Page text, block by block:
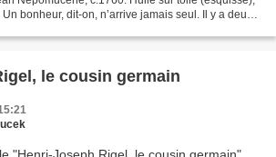
bonheur, dit-on, n’arrive jamais seul. Il y a deux
le cousin germain